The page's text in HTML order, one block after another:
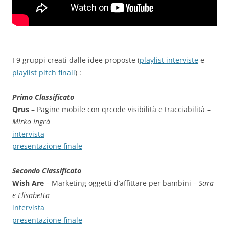
I 9 gruppi creati dalle idee proposte (playlist interviste e
playlist pitch finali) :
Primo Classificato
Qrus – Pagine mobile con qrcode visibilità e tracciabilità –
Mirko Ingrà
intervista
presentazione finale
Secondo Classificato
Wish Are – Marketing oggetti d’affittare per bambini – Sara
e Elisabetta
intervista
presentazione finale